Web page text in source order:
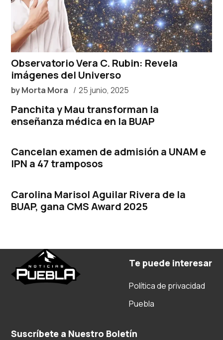
Observatorio Vera C. Rubin: Revela
imágenes del Universo
byMorta Mora 25 junio, 2025
Panchita y Mau transforman la
enseñanza médica en la BUAP
Cancelan examen de admisión a UNAM e
IPN a 47 tramposos
Carolina Marisol Aguilar Rivera de la
BUAP, gana CMS Award 2025
Te puede interesar
Política de privacidad
Puebla
Suscríbete a Nuestro Boletín